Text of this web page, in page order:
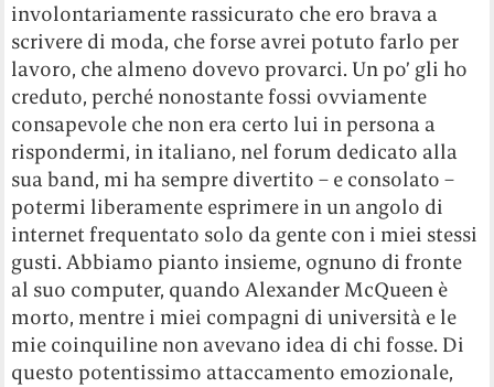
involontariamente rassicurato che ero brava a
scrivere di moda, che forse avrei potuto farlo per
lavoro, che almeno dovevo provarci. Un po’ gli ho
creduto, perché nonostante fossi ovviamente
consapevole che non era certo lui in persona a
rispondermi, in italiano, nel forum dedicato alla
sua band, mi ha sempre divertito – e consolato –
potermi liberamente esprimere in un angolo di
internet frequentato solo da gente con i miei stessi
gusti. Abbiamo pianto insieme, ognuno di fronte
al suo computer, quando Alexander McQueen è
morto, mentre i miei compagni di università e le
mie coinquiline non avevano idea di chi fosse. Di
questo potentissimo attaccamento emozionale,